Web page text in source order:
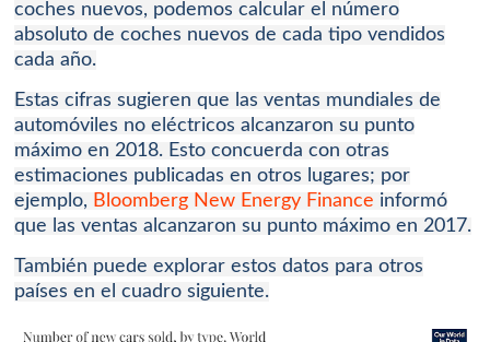
coches nuevos, podemos calcular el número
absoluto de coches nuevos de cada tipo vendidos
cada año.
Estas cifras sugieren que las ventas mundiales de
automóviles no eléctricos alcanzaron su punto
máximo en 2018. Esto concuerda con otras
estimaciones publicadas en otros lugares; por
ejemplo, Bloomberg New Energy Finance informó
que las ventas alcanzaron su punto máximo en 2017.
También puede explorar estos datos para otros
países en el cuadro siguiente.